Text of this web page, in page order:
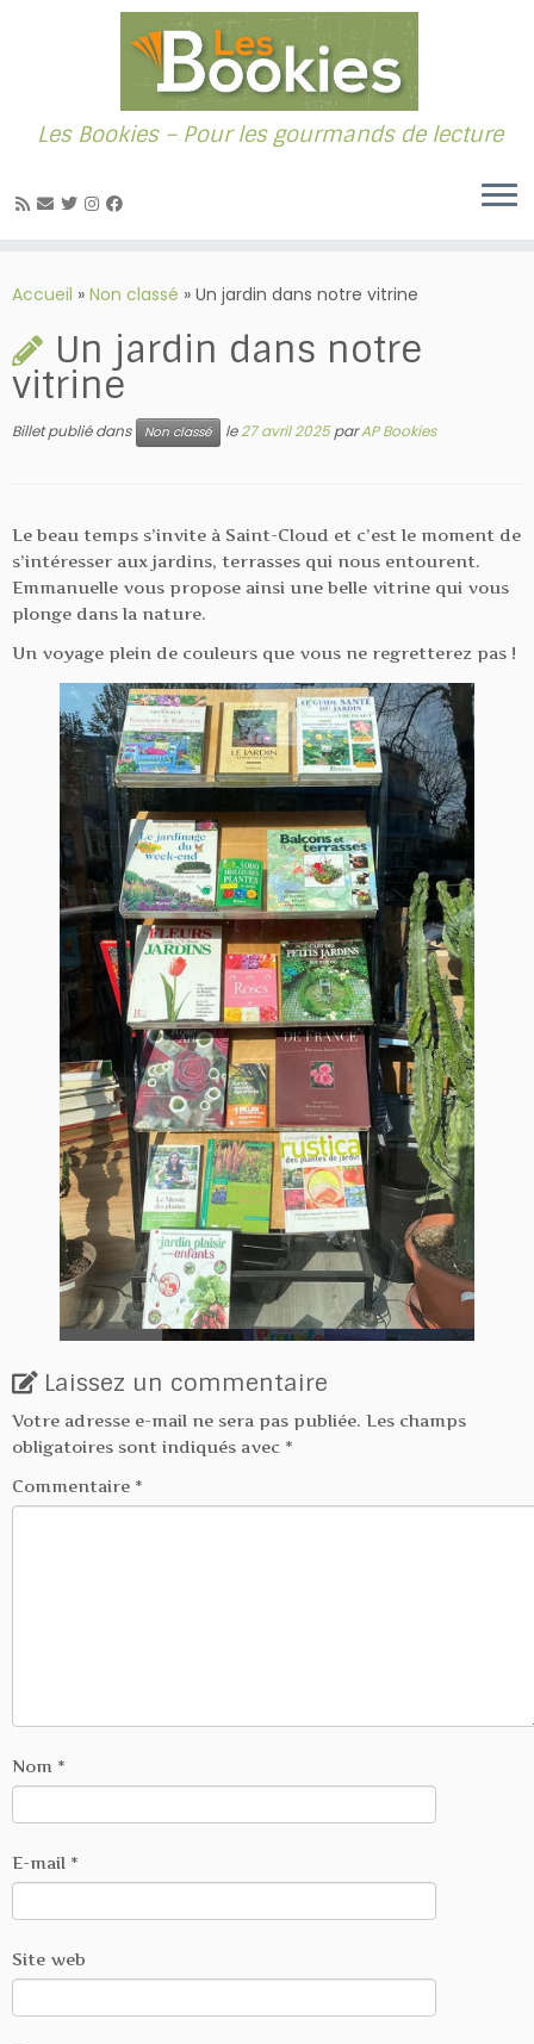
au
Les Bookies – Pour les gourmands de lecture
Accueil » Non classé » Un jardin dans notre vitrine
Un jardin dans notre
vitrine
Billet publié dans Non classé le27 avril 2025parAP Bookies
Le beau temps s’invite à Saint-Cloud et c’est le moment de
s’intéresser aux jardins, terrasses qui nous entourent.
Emmanuelle vous propose ainsi une belle vitrine qui vous
plonge dans la nature.
Un voyage plein de couleurs que vous ne regretterez pas !
Laissez un commentaire
Votre adresse e-mail ne sera pas publiée. Les champs
obligatoires sont indiqués avec *
Commentaire *
Nom *
E-mail *
Site web